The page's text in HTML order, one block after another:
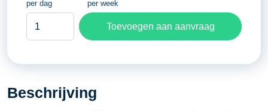
per dag per week
150
aantal
Toevoegen aan aanvraag
Beschrijving